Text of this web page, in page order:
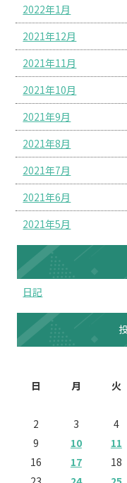
2022年1月
2021年12月
2021年11月
2021年10月
2021年9月
2021年8月
2021年7月
2021年6月
2021年5月
日記
日
月 火
2
3 4
9
10 11
16
17 18